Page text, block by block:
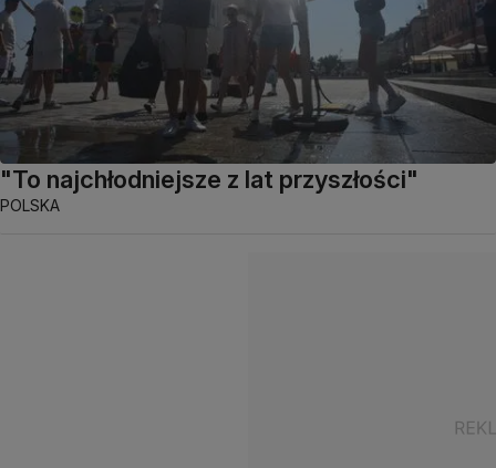
"To najchłodniejsze z lat przyszłości"
POLSKA